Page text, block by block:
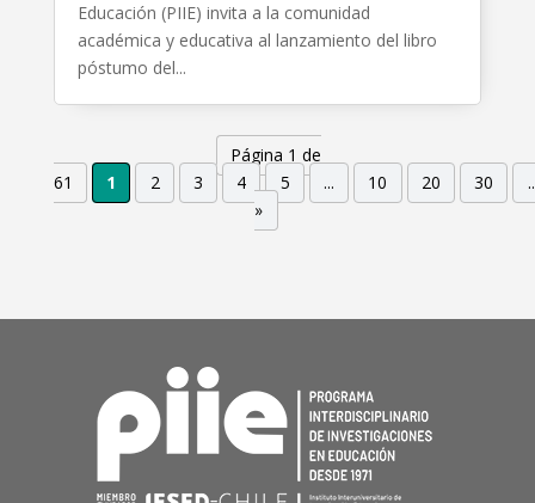
Educación (PIIE) invita a la comunidad
académica y educativa al lanzamiento del libro
póstumo del...
Página 1 de
61
1 2 3 4 5 ... 10 20 30
»